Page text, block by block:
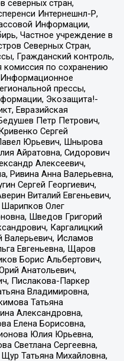
северных стран,
Интернешнл-Р,
Информации,
Частное учреждение в
Северных Стран,
Гражданский контроль,
комиссия по сохранению
прессы,
Экозащита!-
Евразийская
Петр Петрович,
Сергей
Юрьевич, Шнырова
Айратовна, Сидорович
Алексеевич,
Ривина Анна Валерьевна,
Сергей Георгиевич,
Виталий Евгеньевич,
Олег
Шведов Григорий
Каргалицкий
Валерьевич, Исламов
Евгеньевна, Щаров
Борис Альбертович,
Анатольевич,
Пислакова-Паркер
Владимировна,
Татьяна
Александровна,
Елена Борисовна,
Юлия Юрьевна,
Светлана Сергеевна,
Татьяна Михайловна,